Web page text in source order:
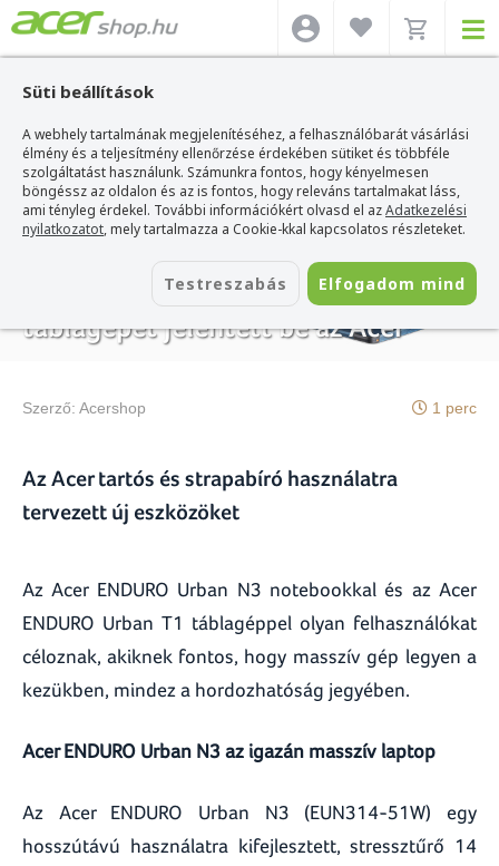
Süti beállítások
A webhely tartalmának megjelenítéséhez, a felhasználóbarát vásárlási
élmény és a teljesítmény ellenőrzése érdekében sütiket és többféle
szolgáltatást használunk. Számunkra fontos, hogy kényelmesen
böngéssz az oldalon és az is fontos, hogy releváns tartalmakat láss,
ami tényleg érdekel. További információkért olvasd el azAdatkezelési
nyilatkozatot, mely tartalmazza a Cookie-kkal kapcsolatos részleteket.
Testreszabás Elfogadom mind
Acer webshop>Hírek>Új ENDURO Urban laptopot és táblagépet jelentett be
az Acer
Új ENDURO Urban laptopot és
táblagépet jelentett be az Acer
Szerző: Acershop 1 perc
Az Acer tartós és strapabíró használatra
tervezett új eszközöket
Az Acer ENDURO Urban N3 notebookkal és az Acer
ENDURO Urban T1 táblagéppel olyan felhasználókat
céloznak, akiknek fontos, hogy masszív gép legyen a
kezükben, mindez a hordozhatóság jegyében.
Acer ENDURO Urban N3 az igazán masszív laptop
Az Acer ENDURO Urban N3 (EUN314-51W) egy
hosszútávú használatra kifejlesztett, stressztűrő 14